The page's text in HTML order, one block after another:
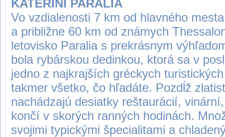
KATERINI PARALIA
Vo vzdialenosti 7 km od hlavného
a približne 60 km od známych
letovisko Paralia s prekrásnym
bola rybárskou dedinkou, ktorá sa v
jedno z najkrajších gréckych
takmer všetko, čo hľadáte. Pozdĺž
nachádzajú desiatky reštaurácií,
končí v skorých ranných hodinách.
svojimi typickými špecialitami a